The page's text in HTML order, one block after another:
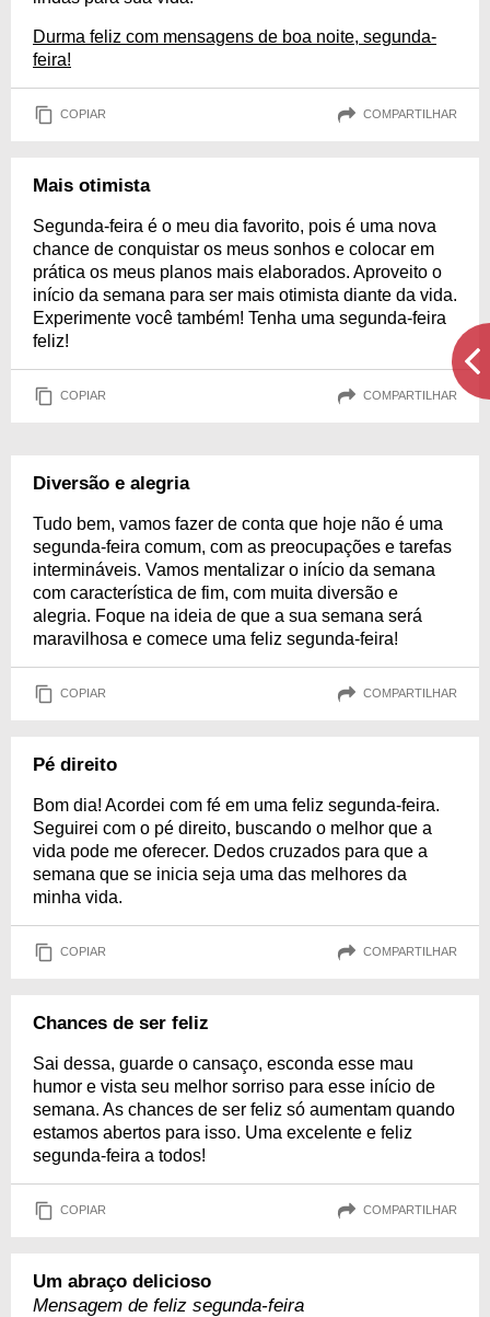
Durma feliz com mensagens de boa noite, segunda-
feira!
COPIAR COMPARTILHAR
Mais otimista
Segunda-feira é o meu dia favorito, pois é uma nova
chance de conquistar os meus sonhos e colocar em
prática os meus planos mais elaborados. Aproveito o
início da semana para ser mais otimista diante da vida.
Experimente você também! Tenha uma segunda-feira
feliz!
COPIAR COMPARTILHAR
Diversão e alegria
Tudo bem, vamos fazer de conta que hoje não é uma
segunda-feira comum, com as preocupações e tarefas
intermináveis. Vamos mentalizar o início da semana
com característica de fim, com muita diversão e
alegria. Foque na ideia de que a sua semana será
maravilhosa e comece uma feliz segunda-feira!
COPIAR COMPARTILHAR
Pé direito
Bom dia! Acordei com fé em uma feliz segunda-feira.
Seguirei com o pé direito, buscando o melhor que a
vida pode me oferecer. Dedos cruzados para que a
semana que se inicia seja uma das melhores da
minha vida.
COPIAR COMPARTILHAR
Chances de ser feliz
Sai dessa, guarde o cansaço, esconda esse mau
humor e vista seu melhor sorriso para esse início de
semana. As chances de ser feliz só aumentam quando
estamos abertos para isso. Uma excelente e feliz
segunda-feira a todos!
COPIAR COMPARTILHAR
Um abraço delicioso
Mensagem de feliz segunda-feira